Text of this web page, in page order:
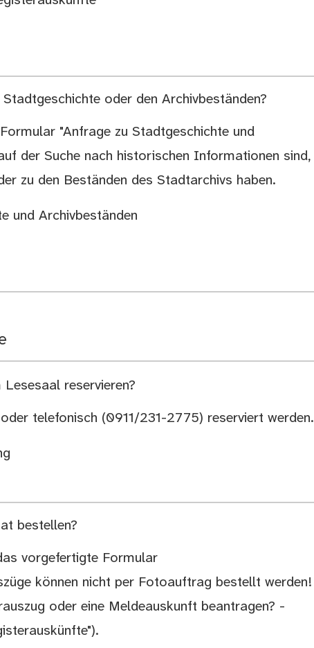
oder den Archivbeständen?
"Anfrage zu Stadtgeschichte und
der Suche nach historischen Informationen sind,
zu den Beständen des Stadtarchivs haben.
und Archivbeständen
reservieren?
telefonisch (0911/231-2775) reserviert werden.
bestellen?
vorgefertigte Formular
können nicht per Fotoauftrag bestellt werden!
oder eine Meldeauskunft beantragen? -